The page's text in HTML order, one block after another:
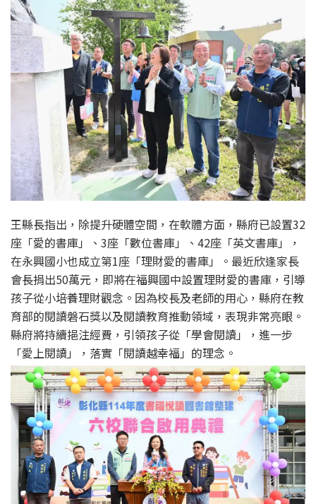
王縣長指出，除提升硬體空間，在軟體方面，縣府已設置32
座「愛的書庫」、3座「數位書庫」、42座「英文書庫」，
在永興國小也成立第1座「理財愛的書庫」。最近欣逢家長
會長捐出50萬元，即將在福興國中設置理財愛的書庫，引導
孩子從小培養理財觀念。因為校長及老師的用心，縣府在教
育部的閱讀磐石獎以及閱讀教育推動領域，表現非常亮眼。
縣府將持續挹注經費，引領孩子從「學會閱讀」，進一步
「愛上閱讀」，落實「閱讀越幸福」的理念。